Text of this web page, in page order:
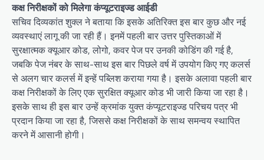
कक्ष निरीक्षकों को मिलेगा कंप्यूटराइज्ड आईडी
सचिव दिव्यकांत शुक्ल ने बताया कि इसके अतिरिक्त इस बार कुछ और नई
व्यवस्थाएं लागू की जा रही हैं। इनमें पहली बार उत्तर पुस्तिकाओं में
सुरक्षात्मक क्यूआर कोड, लोगो, कवर पेज पर उनकी कोडिंग की गई है,
जबकि पेज नंबर के साथ-साथ इस बार पिछले वर्ष में उपयोग किए गए कलर्स
से अलग चार कलर्स में इन्हें पब्लिश कराया गया है। इसके अलावा पहली बार
कक्ष निरीक्षकों के लिए एक सुरक्षित क्यूआर कोड भी जारी किया जा रहा है।
इसके साथ ही इस बार उन्हें क्रमांक युक्त कंप्यूटराइज्ड परिचय पत्र भी
प्रदान किया जा रहा है, जिससे कक्ष निरीक्षकों के साथ समन्वय स्थापित
करने में आसानी होगी।